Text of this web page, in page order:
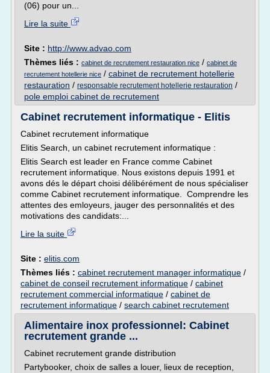
(06) pour un...
Lire la suite
Site : http://www.advao.com
Thèmes liés : cabinet de recrutement restauration nice / cabinet de
recrutement hotellerie nice / cabinet de recrutement hotellerie
restauration / responsable recrutement hotellerie restauration /
pole emploi cabinet de recrutement
Cabinet recrutement informatique - Elitis
Cabinet recrutement informatique
Elitis Search, un cabinet recrutement informatique :
Elitis Search est leader en France comme Cabinet
recrutement informatique. Nous existons depuis 1991 et
avons dés le départ choisi délibérément de nous spécialiser
comme Cabinet recrutement informatique. Comprendre les
attentes des emloyeurs, jauger des personnalités et des
motivations des candidats:...
Lire la suite
Site : elitis.com
Thèmes liés : cabinet recrutement manager informatique /
cabinet de conseil recrutement informatique / cabinet
recrutement commercial informatique / cabinet de
recrutement informatique / search cabinet recrutement
Alimentaire inox professionnel: Cabinet
recrutement grande ...
Cabinet recrutement grande distribution
Partybooker, choix de salles a louer, lieux de reception,